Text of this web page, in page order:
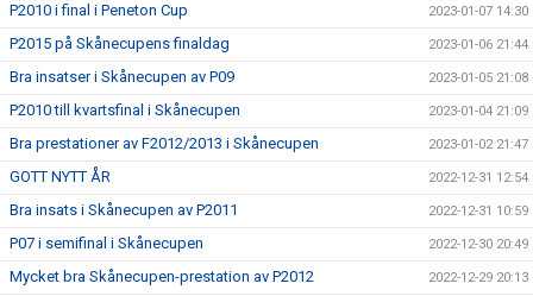
P2010 i final i Peneton Cup 2023-01-07 14:30
P2015 på Skånecupens finaldag 2023-01-06 21:44
Bra insatser i Skånecupen av P09 2023-01-05 21:08
P2010 till kvartsfinal i Skånecupen 2023-01-04 21:09
Bra prestationer av F2012/2013 i Skånecupen 2023-01-02 21:47
GOTT NYTT ÅR 2022-12-31 12:54
Bra insats i Skånecupen av P2011 2022-12-31 10:59
P07 i semifinal i Skånecupen 2022-12-30 20:49
Mycket bra Skånecupen-prestation av P2012 2022-12-29 20:13